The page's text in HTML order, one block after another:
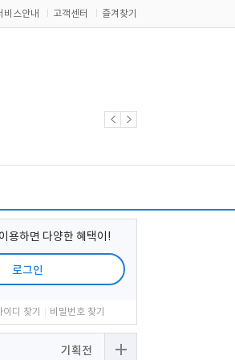
비스안내 고객센터 즐겨찾기
용하면 다양한 혜택이!
로그인
이디 찾기 비밀번호 찾기
기획전